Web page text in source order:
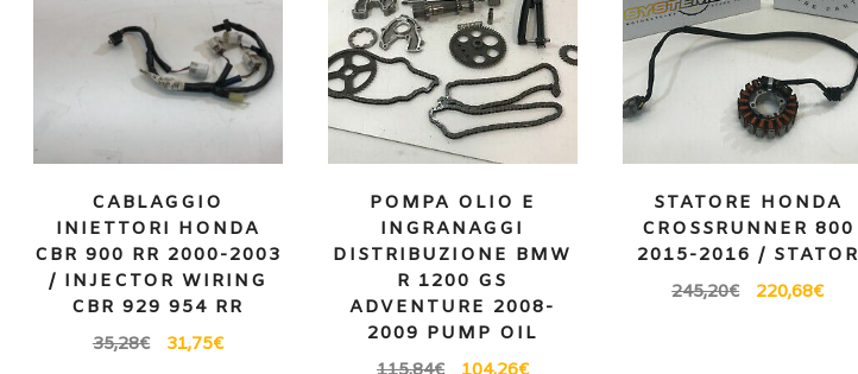
CABLAGGIO
INIETTORI HONDA
CBR 900 RR 2000-2003
/ INJECTOR WIRING
CBR 929 954 RR
35,28€ 31,75€
POMPA OLIO E
INGRANAGGI
DISTRIBUZIONE BMW
R 1200 GS
ADVENTURE 2008-
2009 PUMP OIL
STATORE HONDA
CROSSRUNNER 800
2015-2016 / STATOR
245,20€ 220,68€